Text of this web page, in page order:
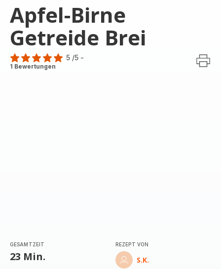
Apfel-Birne
Getreide Brei
Bewertung
5 /5 -
1 Bewertungen
GESAMTZEIT
23 Min.
REZEPT VON
S.K.